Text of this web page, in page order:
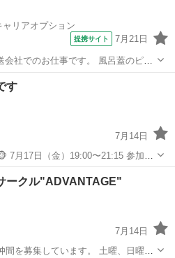
リアオプション
提携サイト 7月21日
会社でのお仕事です。 風呂蓋のピッ
風呂蓋 。＋お仕事探しは
りサ
す
7月14日
17日（金）19:00〜21:15 参加費
フットサルしましょう🙌 これか
見学からでもどうぞ👍
ットサル
ークル"ADVANTAGE"
7月14日
を募集しています。 土曜、日曜日